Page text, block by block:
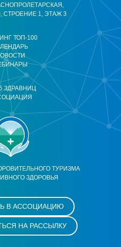
ТУРИЗМА
ЗДОРОВЬЯ
ТОП-100
ЗДРАВНИЦ
СТРОЕНИЕ 1, ЭТАЖ 3
В АССОЦИАЦИЮ
НА РАССЫЛКУ